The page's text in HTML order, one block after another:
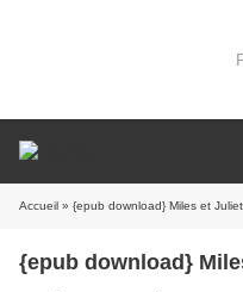
Accueil » {epub download} Miles et
{epub download}